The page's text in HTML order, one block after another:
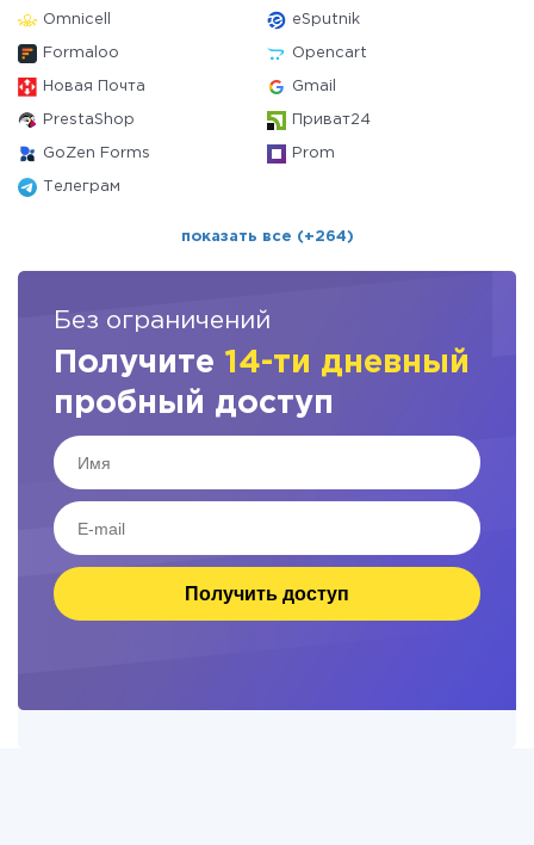
Omnicell eSputnik
Formaloo Opencart
Новая Почта Gmail
PrestaShop Приват24
GoZen Forms Prom
Телеграм
показать все (+264)
Без ограничений
Получите 14-ти дневный
пробный доступ
Получить доступ